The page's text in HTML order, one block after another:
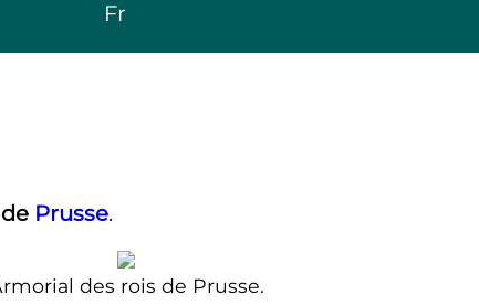
Fr
Prusse.
des rois de Prusse.